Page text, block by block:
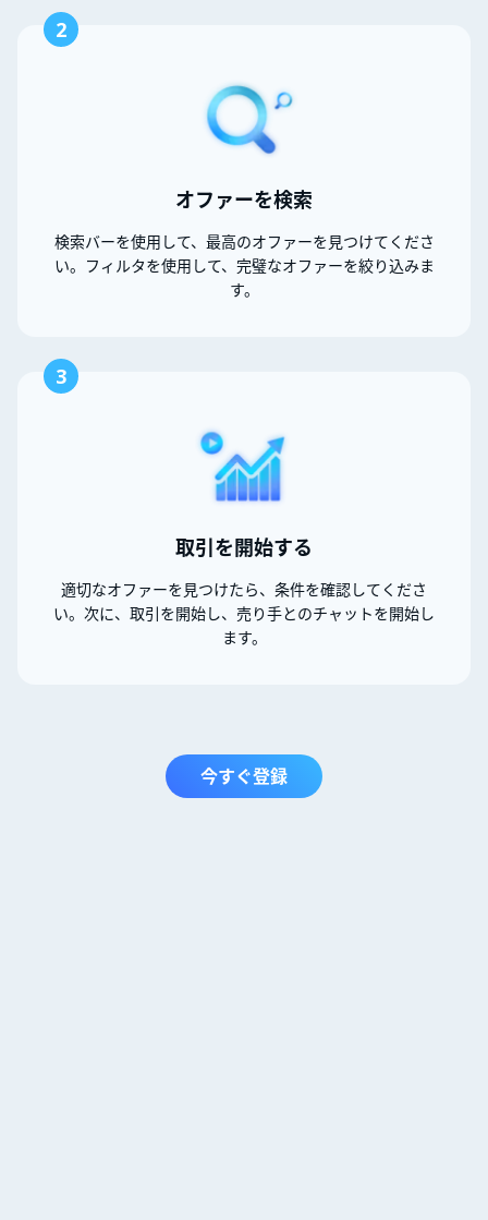
2
オファーを検索
検索バーを使用して、最高のオファーを見つけてくださ
い。フィルタを使用して、完璧なオファーを絞り込みま
す。
3
取引を開始する
適切なオファーを見つけたら、条件を確認してくださ
い。次に、取引を開始し、売り手とのチャットを開始し
ます。
今すぐ登録